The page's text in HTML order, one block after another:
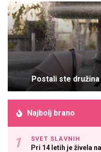
Postali ste
Najbolj brano
SVET SLAVNIH
Pri 14 letih je živela